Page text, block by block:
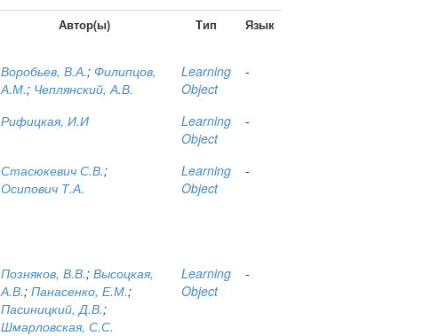
Автор(ы) Тип Язык
Воробьев, В.А.;Филипцов,
А.М.; Чеплянский, А.В.
Learning
Object
-
Рифицкая, И.И
Learning
Object
-
Стасюкевич С.В.;
Осипович Т.А.
Learning
Object
-
Позняков, В.В.;Высоцкая,
А.В.;Панасенко, Е.М.;
Пасиницкий, Д.В.;
Шмарловская, С.С.
Learning
Object
-